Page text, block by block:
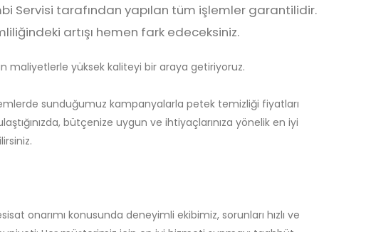
Servisi tarafından yapılan tüm işlemler garantilidir.
artışı hemen fark edeceksiniz.
maliyetlerle yüksek kaliteyi bir araya getiriyoruz.
sunduğumuz kampanyalarla petek temizliği fiyatları
bütçenize uygun ve ihtiyaçlarınıza yönelik en iyi
onarımı konusunda deneyimli ekibimiz, sorunları hızlı ve